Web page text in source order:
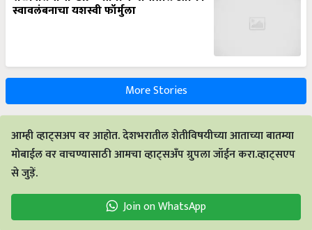
स्वावलंबनाचा यशस्वी फॉर्मुला
More Stories
आम्ही व्हाट्सअप वर आहोत. देशभरातील शेतीविषयीच्या आताच्या बातम्या
मोबाईल वर वाचण्यासाठी आमचा व्हाट्सअँप ग्रुपला जॉईन करा.व्हाट्सएप
से जुड़ें.
Join on WhatsApp